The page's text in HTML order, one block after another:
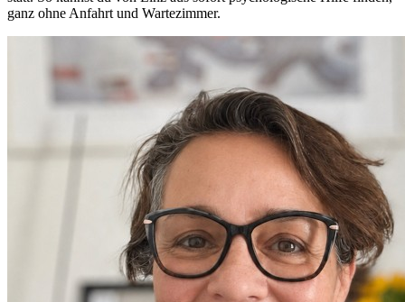
ganz ohne Anfahrt und Wartezimmer.